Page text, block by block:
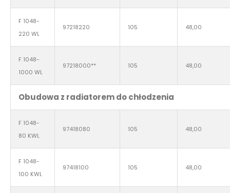
F 1048-
220 WL
97218220 105 48,00
F 1048-
1000 WL
97218000** 105 48,00
Obudowa z radiatorem do chłodzenia
F 1048-
80 KWL
97418080 105 48,00
F 1048-
100 KWL
97418100 105 48,00